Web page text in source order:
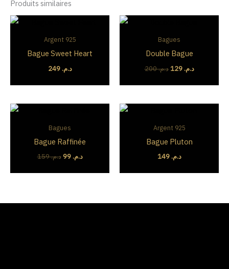
Produits similaires
Argent 925
Bague Sweet Heart
د.م. 249
Bagues
Double Bague
د.م.200
initial
د.م. 129
Bagues
Bague Raffinée
د.م.159
initial
د.م. 99
Argent 925
Bague Pluton
د.م. 149